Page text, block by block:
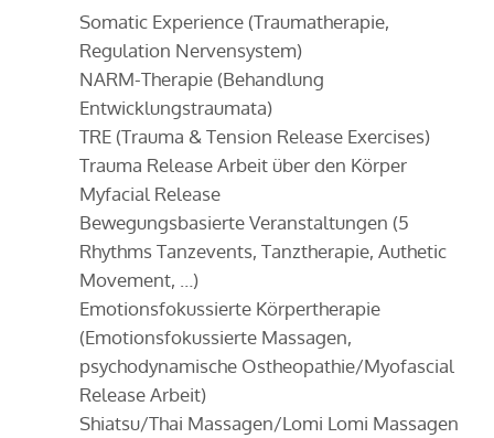
Somatic Experience (Traumatherapie,
Regulation Nervensystem)
NARM-Therapie (Behandlung
Entwicklungstraumata)
TRE (Trauma & Tension Release Exercises)
Trauma Release Arbeit über den Körper
Myfacial Release
Bewegungsbasierte Veranstaltungen (5
Rhythms Tanzevents, Tanztherapie, Authetic
Movement, …)
Emotionsfokussierte Körpertherapie
(Emotionsfokussierte Massagen,
psychodynamische Ostheopathie/Myofascial
Release Arbeit)
Shiatsu/Thai Massagen/Lomi Lomi Massagen